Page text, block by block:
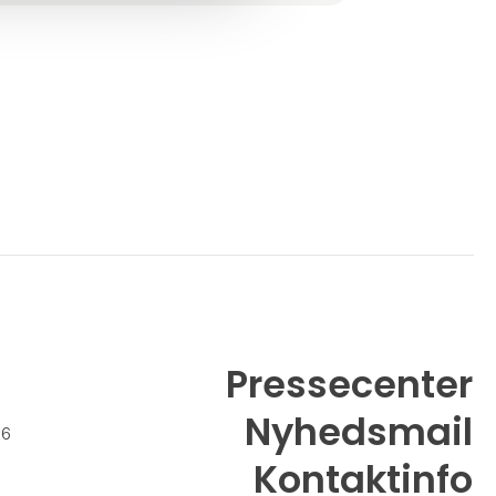
Pressecenter
Nyhedsmail
Kontaktinfo